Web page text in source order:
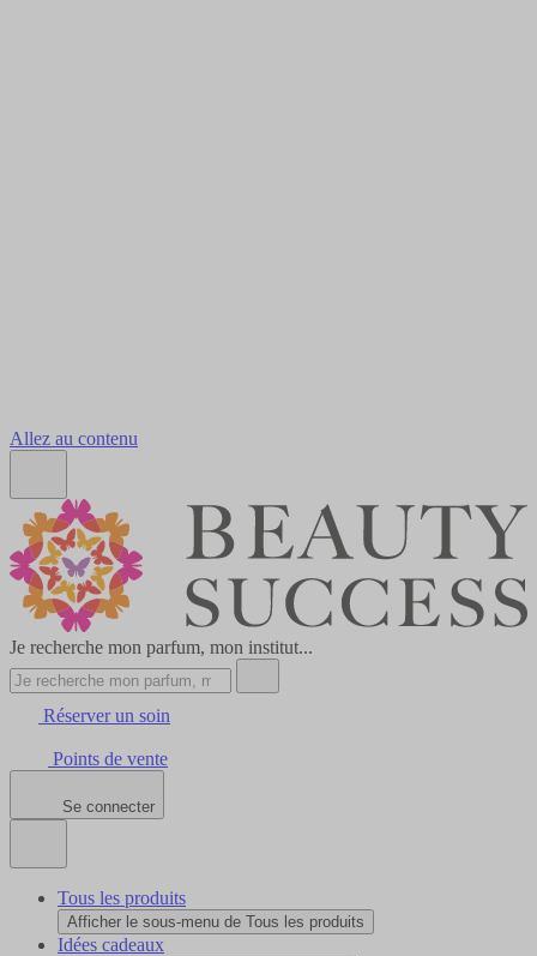
Allez au contenu
Je recherche mon parfum, mon institut...
Réserver un soin
Points de vente
Se connecter
Tous les produits
Afficher le sous-menu de Tous les produits
Idées cadeaux